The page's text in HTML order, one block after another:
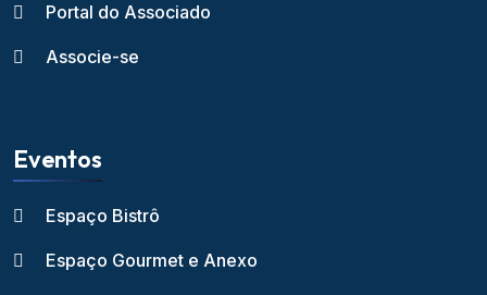
Portal do Associado
Associe-se
Eventos
Espaço Bistrô
Espaço Gourmet e Anexo